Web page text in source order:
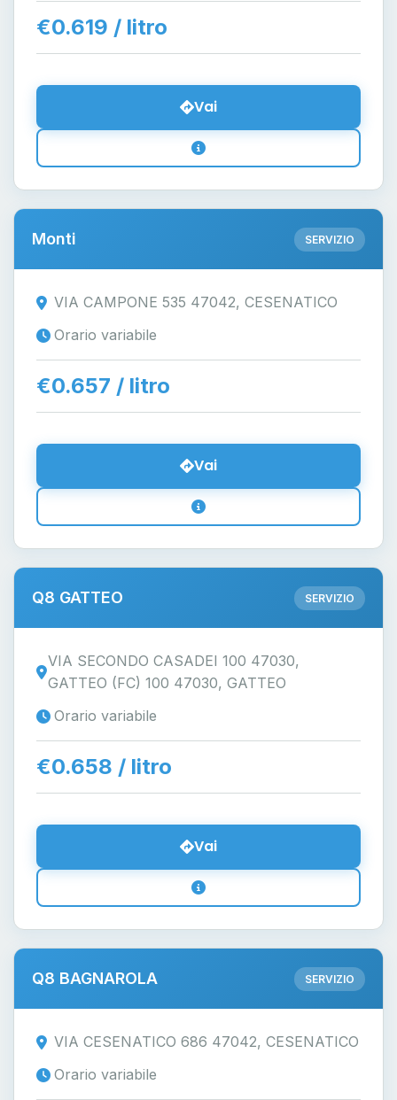
€0.619 / litro
Vai
Monti SERVIZIO
VIA CAMPONE 535 47042, CESENATICO
Orario variabile
€0.657 / litro
Vai
Q8 GATTEO SERVIZIO
VIA SECONDO CASADEI 100 47030,
GATTEO (FC) 100 47030, GATTEO
Orario variabile
€0.658 / litro
Vai
Q8 BAGNAROLA SERVIZIO
VIA CESENATICO 686 47042, CESENATICO
Orario variabile